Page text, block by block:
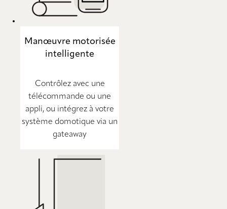
Manœuvre motorisée
intelligente
Contrôlez avec une
télécommande ou une
appli, ou intégrez à votre
système domotique via un
gateaway